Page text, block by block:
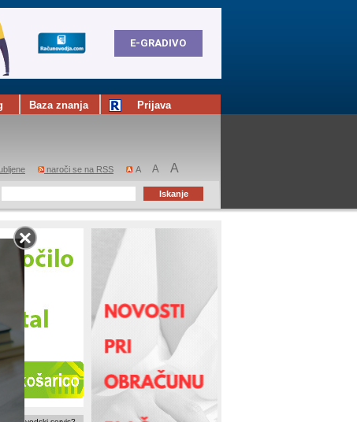
Baza znanja Prijava
naroči se na RSS A A A